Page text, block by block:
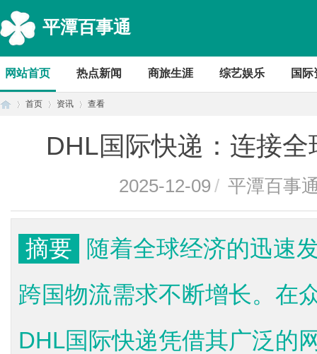
平潭百事通
网站首页 热点新闻 商旅生涯 综艺娱乐 国际
首页 资讯 查看
DHL国际快递：连接
2025-12-09 / 平潭百事
摘要
随着全球经济的迅速
跨国物流需求不断增长。在
DHL国际快递凭借其广泛的